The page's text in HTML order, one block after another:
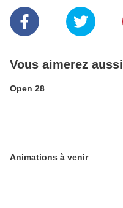
Vous aimerez aussi
Open 28
Animations à venir